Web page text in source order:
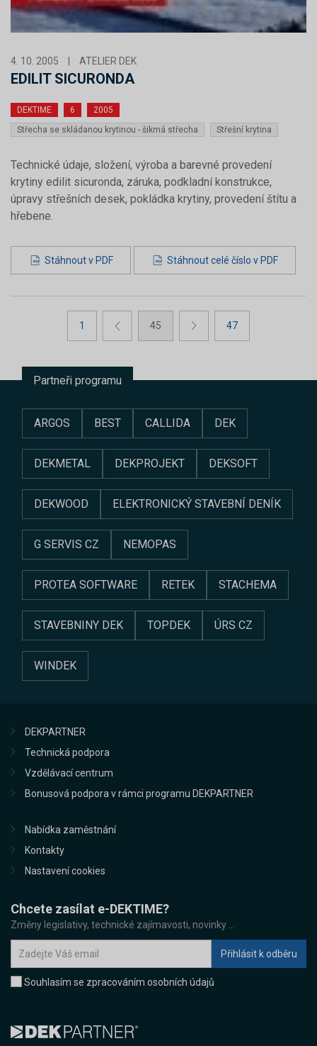
4. 10. 2005 ATELIER DEK
EDILIT SICURONDA
DEKTIME 6
2005
Střecha se skládanou krytinou - šikmá střecha
Střešní krytina
Technické údaje, složení, výroba a barevné provedení
krytiny edilit sicuronda, záruka, podkladní konstrukce,
úpravy střešních desek, pokládka krytiny, provedení štítu a
hřebene.
Stáhnout v PDF Stáhnout celé číslo v PDF
1 45 47
Partneři programu
ARGOS BEST CALLIDA DEK
DEKMETAL DEKPROJEKT DEKSOFT
DEKWOOD ELEKTRONICKÝ STAVEBNÍ DENÍK
G SERVIS CZ NEMOPAS
PROTEA SOFTWARE RETEK STACHEMA
STAVEBNINY DEK TOPDEK ÚRS CZ
WINDEK
DEKPARTNER
Technická podpora
Vzdělávací centrum
Bonusová podpora v rámci programu DEKPARTNER
Nabídka zaměstnání
Kontakty
Nastavení cookies
Chcete zasílat e-DEKTIME?
Změny legislativy, technické zajímavosti, novinky ...
Souhlasím se zpracováním osobních údajů